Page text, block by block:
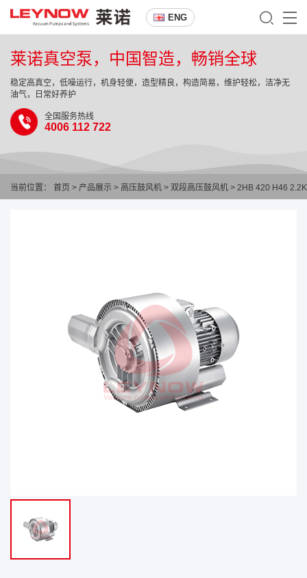
ENG
莱诺真空泵，中国智造，畅销全球
稳定高真空，低噪运行，机身轻便，造型精良，构造简易，维护轻松，洁净无
油气，日常好养护
全国服务热线
4006 112 722
当前位置： 首页 > 产品展示 > 高压鼓风机 > 双段高压鼓风机 > 2HB 420 H46